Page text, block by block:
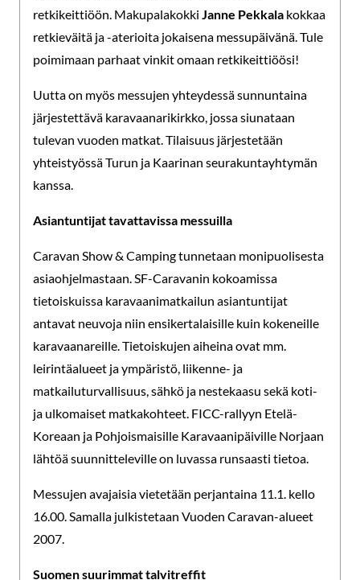
retkikeittiöön. Makupalakokki Janne Pekkala kokkaa
retkieväitä ja -aterioita jokaisena messupäivänä. Tule
poimimaan parhaat vinkit omaan retkikeittiöösi!
Uutta on myös messujen yhteydessä sunnuntaina
järjestettävä karavaanarikirkko, jossa siunataan
tulevan vuoden matkat. Tilaisuus järjestetään
yhteistyössä Turun ja Kaarinan seurakuntayhtymän
kanssa.
Asiantuntijat tavattavissa messuilla
Caravan Show & Camping tunnetaan monipuolisesta
asiaohjelmastaan. SF-Caravanin kokoamissa
tietoiskuissa karavaanimatkailun asiantuntijat
antavat neuvoja niin ensikertalaisille kuin kokeneille
karavaanareille. Tietoiskujen aiheina ovat mm.
leirintäalueet ja ympäristö, liikenne- ja
matkailuturvallisuus, sähkö ja nestekaasu sekä koti-
ja ulkomaiset matkakohteet. FICC-rallyyn Etelä-
Koreaan ja Pohjoismaisille Karavaanipäiville Norjaan
lähtöä suunnitteleville on luvassa runsaasti tietoa.
Messujen avajaisia vietetään perjantaina 11.1. kello
16.00. Samalla julkistetaan Vuoden Caravan-alueet
2007.
Suomen suurimmat talvitreffit